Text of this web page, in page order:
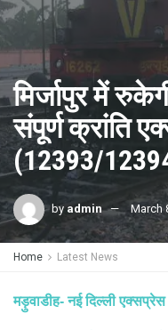
मिर्जापुर में
संपूर्ण क्रांति
(12393/
by admin March
Home Latest News
मड़ुवाडीह- नई दिल्ली एक्सप्रेस